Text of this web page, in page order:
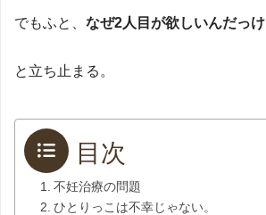
でもふと、 なぜ2人目が欲しいんだっけ
と立ち止まる。
目次
不妊治療の問題
ひとりっこは不幸じゃない。